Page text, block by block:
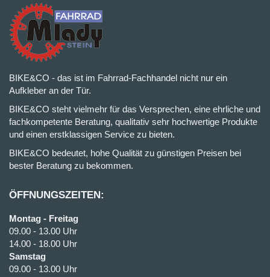
BIKE&CO - das ist im Fahrrad-Fachhandel nicht nur ein
Aufkleber an der Tür.
BIKE&CO steht vielmehr für das Versprechen, eine ehrliche und
fachkompetente Beratung, qualitativ sehr hochwertige Produkte
und einen erstklassigen Service zu bieten.
BIKE&CO bedeutet, hohe Qualität zu günstigen Preisen bei
bester Beratung zu bekommen.
ÖFFNUNGSZEITEN:
Montag - Freitag
09.00 - 13.00 Uhr
14.00 - 18.00 Uhr
Samstag
09.00 - 13.00 Uhr